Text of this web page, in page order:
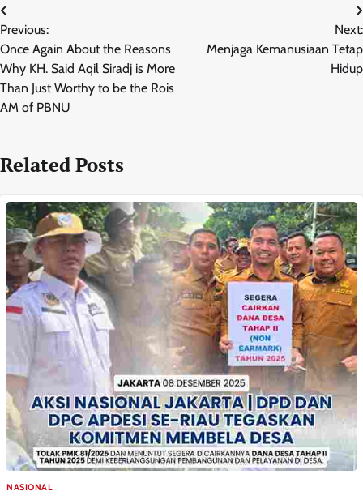
Navigasi
pos
Previous:
Once Again About the Reasons
Why KH. Said Aqil Siradj is More
Than Just Worthy to be the Rois
AM of PBNU
Next:
Menjaga Kemanusiaan Tetap
Hidup
Related Posts
NASIONAL